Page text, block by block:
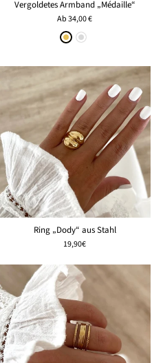
Vergoldetes Armband „Médaille“
Ab34,00 €
Ring „Dody“ aus Stahl
19,90€